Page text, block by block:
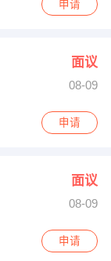
路交汇处新千国际
申请
面议
08-09
盐湖人力资源部
申请
面议
08-09
院
申请